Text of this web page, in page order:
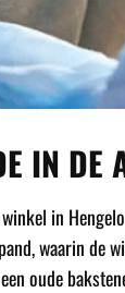
IN DE
in
waarin
oude